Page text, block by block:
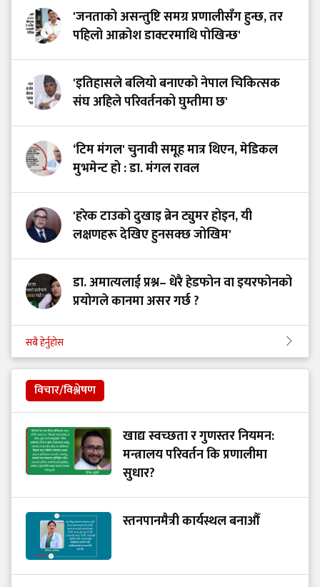
'जनताको असन्तुष्टि समग्र प्रणालीसँग हुन्छ, तर
पहिलो आक्रोश डाक्टरमाथि पोखिन्छ'
'इतिहासले बलियो बनाएको नेपाल चिकित्सक
संघ अहिले परिवर्तनको घुम्तीमा छ'
‘टिम मंगल' चुनावी समूह मात्र थिएन, मेडिकल
मुभमेन्ट हो : डा. मंगल रावल
'हरेक टाउको दुखाइ ब्रेन ट्युमर होइन, यी
लक्षणहरू देखिए हुनसक्छ जोखिम'
डा. अमात्यलाई प्रश्न– धेरै हेडफोन वा इयरफोनको
प्रयोगले कानमा असर गर्छ ?
सबै हेर्नुहोस
विचार/विश्लेषण
खाद्य स्वच्छता र गुणस्तर नियमन:
मन्त्रालय परिवर्तन कि प्रणालीमा
सुधार?
स्तनपानमैत्री कार्यस्थल बनाऔँ